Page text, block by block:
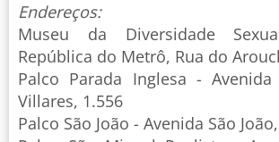
Endereços:
Museu da Diversidade
República do Metrô, Rua do
Palco Parada Inglesa -
Villares, 1.556
Palco São João - Avenida São